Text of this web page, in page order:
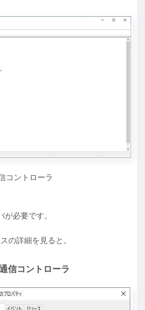
コントローラ
が必要です。
の詳細を見ると。
信コントローラ